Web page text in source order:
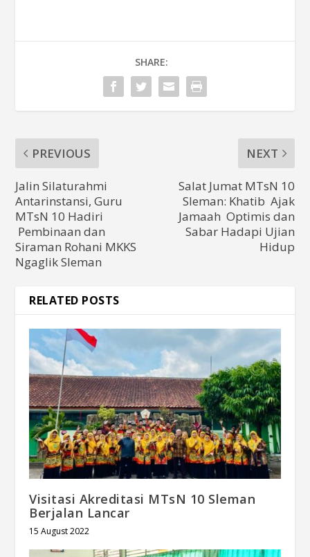
SHARE:
PREVIOUS
Jalin Silaturahmi
Antarinstansi, Guru
MTsN 10 Hadiri
Pembinaan dan
Siraman Rohani MKKS
Ngaglik Sleman
NEXT
Salat Jumat MTsN 10
Sleman: Khatib Ajak
Jamaah Optimis dan
Sabar Hadapi Ujian
Hidup
RELATED POSTS
Visitasi Akreditasi MTsN 10 Sleman
Berjalan Lancar
15 August 2022